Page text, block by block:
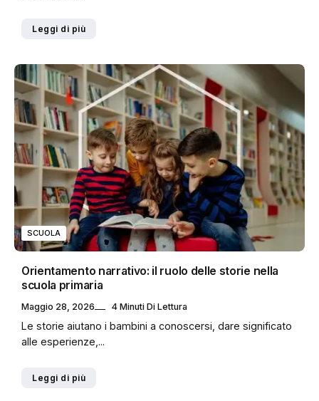
Leggi di più
SCUOLA
Orientamento narrativo: il ruolo delle storie nella
scuola primaria
Maggio 28, 2026 4 Minuti Di Lettura
Le storie aiutano i bambini a conoscersi, dare significato
alle esperienze,...
Leggi di più